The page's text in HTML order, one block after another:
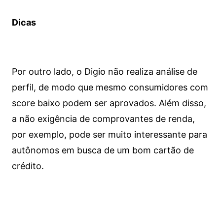
Dicas
Por outro lado, o Digio não realiza análise de
perfil, de modo que mesmo consumidores com
score baixo podem ser aprovados. Além disso,
a não exigência de comprovantes de renda,
por exemplo, pode ser muito interessante para
autônomos em busca de um bom cartão de
crédito.